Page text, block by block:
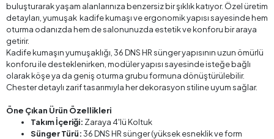
buluşturarak yaşam alanlarınıza benzersiz bir şıklık katıyor. Özel üretim
detayları, yumuşak kadife kumaşı ve ergonomik yapısı sayesinde hem
oturma odanızda hem de salonunuzda estetik ve konforu bir araya
getirir.
Kadife kumaşın yumuşaklığı, 36 DNS HR sünger yapısının uzun ömürlü
konforu ile desteklenirken, modüler yapısı sayesinde isteğe bağlı
olarak köşe ya da geniş oturma grubu formuna dönüştürülebilir.
Chester detaylı zarif tasarımıyla her dekorasyon stiline uyum sağlar.
Öne Çıkan Ürün Özellikleri
Takım İçeriği: Zaraya 4'lü Koltuk
Sünger Türü:36 DNS HR sünger (yüksek esneklik ve form